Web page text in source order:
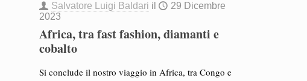
Salvatore Luigi Baldari il
29 Dicembre
2023
Africa, tra fast fashion, diamanti e
cobalto
Si conclude il nostro viaggio in Africa, tra Congo e